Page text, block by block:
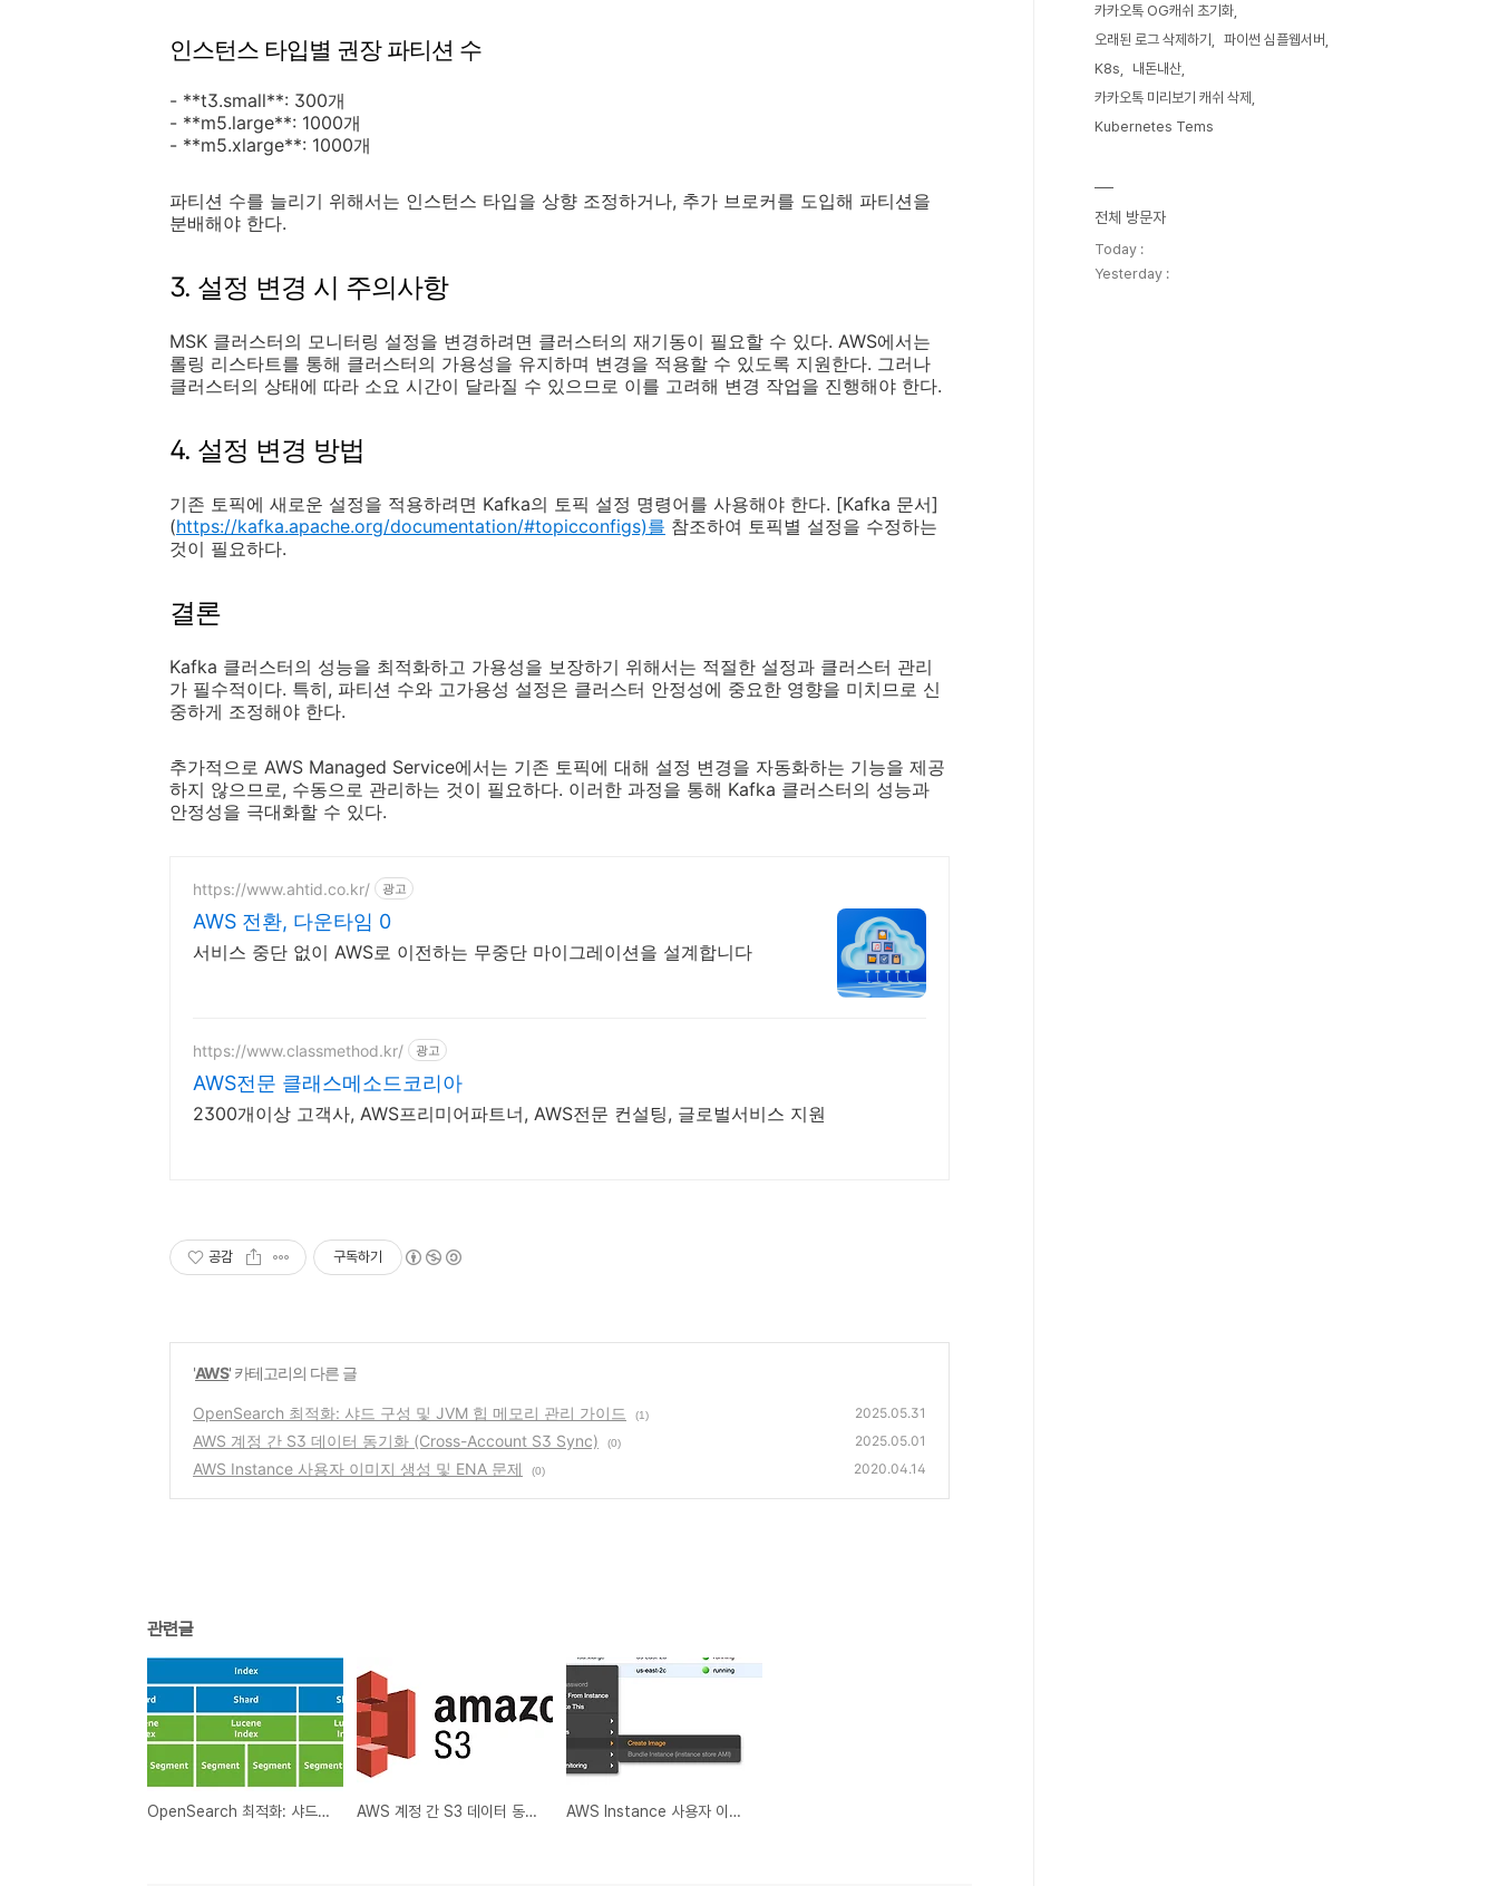
인스턴스 타입별 권장 파티션 수
- **t3.small**: 300개
- **m5.large**: 1000개
- **m5.xlarge**: 1000개
파티션 수를 늘리기 위해서는 인스턴스 타입을 상향 조정하거나, 추가 브로커를 도입해 파티션을
분배해야 한다.
3. 설정 변경 시 주의사항
MSK 클러스터의 모니터링 설정을 변경하려면 클러스터의 재기동이 필요할 수 있다. AWS에서는
롤링 리스타트를 통해 클러스터의 가용성을 유지하며 변경을 적용할 수 있도록 지원한다. 그러나
클러스터의 상태에 따라 소요 시간이 달라질 수 있으므로 이를 고려해 변경 작업을 진행해야 한다.
4. 설정 변경 방법
기존 토픽에 새로운 설정을 적용하려면 Kafka의 토픽 설정 명령어를 사용해야 한다. [Kafka 문서]
(https://kafka.apache.org/documentation/#topicconfigs)를 참조하여 토픽별 설정을 수정하는
것이 필요하다.
결론
Kafka 클러스터의 성능을 최적화하고 가용성을 보장하기 위해서는 적절한 설정과 클러스터 관리
가 필수적이다. 특히, 파티션 수와 고가용성 설정은 클러스터 안정성에 중요한 영향을 미치므로 신
중하게 조정해야 한다.
추가적으로 AWS Managed Service에서는 기존 토픽에 대해 설정 변경을 자동화하는 기능을 제공
하지 않으므로, 수동으로 관리하는 것이 필요하다. 이러한 과정을 통해 Kafka 클러스터의 성능과
안정성을 극대화할 수 있다.
https://www.ahtid.co.kr/ 광고
AWS 전환, 다운타임 0
서비스 중단 없이 AWS로 이전하는 무중단 마이그레이션을 설계합니다
https://www.classmethod.kr/ 광고
AWS전문 클래스메소드코리아
2300개이상 고객사, AWS프리미어파트너, AWS전문 컨설팅, 글로벌서비스 지원
공감 구독하기
'AWS' 카테고리의 다른 글
OpenSearch 최적화: 샤드 구성 및 JVM 힙 메모리 관리 가이드 (1) 2025.05.31
AWS 계정 간 S3 데이터 동기화 (Cross-Account S3 Sync) (0) 2025.05.01
AWS Instance 사용자 이미지 생성 및 ENA 문제 (0) 2020.04.14
관련글
OpenSearch 최적화: 샤드 구성 및 JVM 힙 메모리 관리 가이드 AWS 계정 간 S3 데이터 동기화 (Cross-Account S3 Sync) AWS Instance 사용자 이미지 생성 및 ENA 문제
카카오톡 OG캐쉬 초기화
오래된 로그 삭제하기
파이썬 심플웹서버
K8s
내돈내산
카카오톡 미리보기 캐쉬 삭제
Kubernetes Tems
전체 방문자
Today :
Yesterday :